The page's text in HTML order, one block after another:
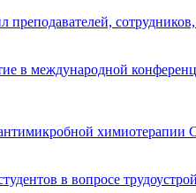
преподавателей,
в международной
химиотерапии
в вопросе